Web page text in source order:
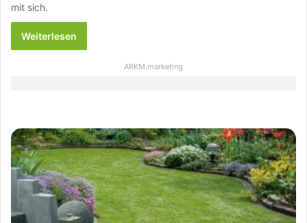
mit sich.
Weiterlesen
ARKM.marketing